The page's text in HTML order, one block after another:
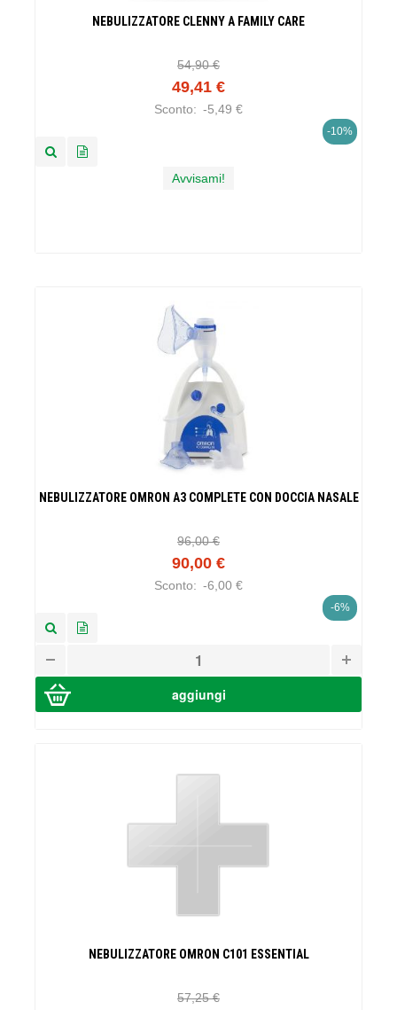
NEBULIZZATORE CLENNY A FAMILY CARE
54,90 €
49,41 €
Sconto: -5,49 €
-10%
Avvisami!
NEBULIZZATORE OMRON A3 COMPLETE CON DOCCIA NASALE
96,00 €
90,00 €
Sconto: -6,00 €
-6%
NEBULIZZATORE OMRON C101 ESSENTIAL
57,25 €